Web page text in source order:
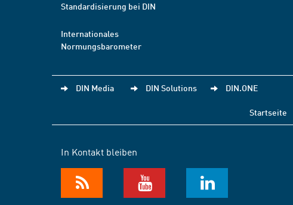
Standardisierung bei DIN
Internationales
Normungsbarometer
DIN Media DIN Solutions DIN.ONE
Startseite
In Kontakt bleiben